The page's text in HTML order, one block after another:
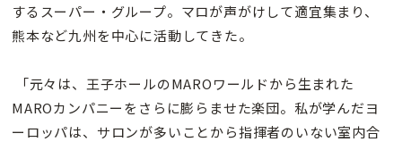
するスーパー・グループ。マロが声がけして適宜集まり、
熊本など九州を中心に活動してきた。
「元々は、王子ホールのMAROワールドから生まれた
MAROカンパニーをさらに膨らませた楽団。私が学んだヨ
ーロッパは、サロンが多いことから指揮者のいない室内合